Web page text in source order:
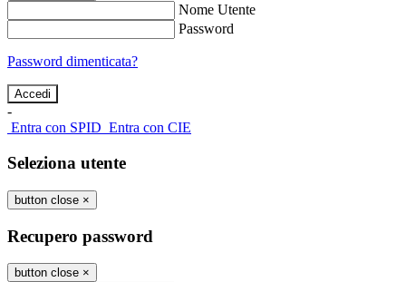
Nome Utente
Password
Password dimenticata?
-
Entra con SPID Entra con CIE
Seleziona utente
button close ×
Recupero password
button close ×